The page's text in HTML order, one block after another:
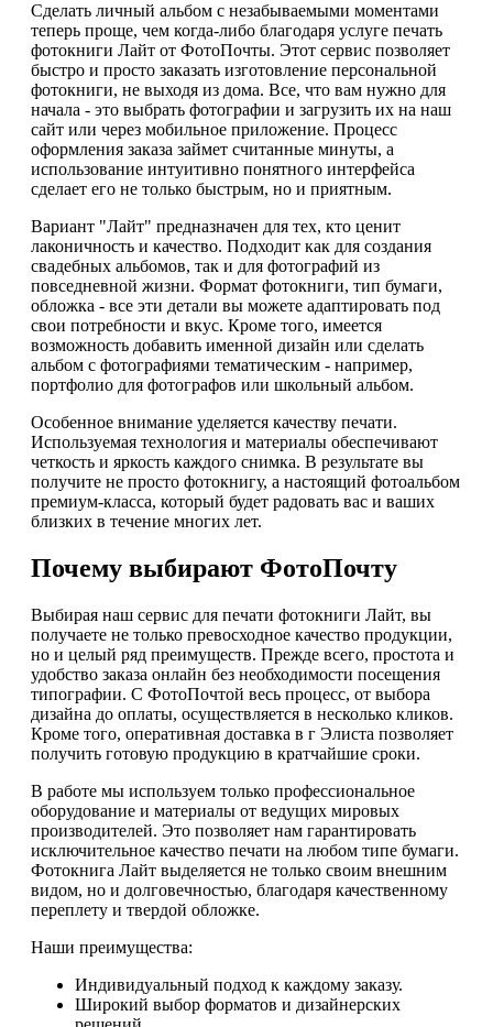
Сделать личный альбом с незабываемыми моментами
теперь проще, чем когда-либо благодаря услуге печать
фотокниги Лайт от ФотоПочты. Этот сервис позволяет
быстро и просто заказать изготовление персональной
фотокниги, не выходя из дома. Все, что вам нужно для
начала - это выбрать фотографии и загрузить их на наш
сайт или через мобильное приложение. Процесс
оформления заказа займет считанные минуты, а
использование интуитивно понятного интерфейса
сделает его не только быстрым, но и приятным.
Вариант "Лайт" предназначен для тех, кто ценит
лаконичность и качество. Подходит как для создания
свадебных альбомов, так и для фотографий из
повседневной жизни. Формат фотокниги, тип бумаги,
обложка - все эти детали вы можете адаптировать под
свои потребности и вкус. Кроме того, имеется
возможность добавить именной дизайн или сделать
альбом с фотографиями тематическим - например,
портфолио для фотографов или школьный альбом.
Особенное внимание уделяется качеству печати.
Используемая технология и материалы обеспечивают
четкость и яркость каждого снимка. В результате вы
получите не просто фотокнигу, а настоящий фотоальбом
премиум-класса, который будет радовать вас и ваших
близких в течение многих лет.
Почему выбирают ФотоПочту
Выбирая наш сервис для печати фотокниги Лайт, вы
получаете не только превосходное качество продукции,
но и целый ряд преимуществ. Прежде всего, простота и
удобство заказа онлайн без необходимости посещения
типографии. С ФотоПочтой весь процесс, от выбора
дизайна до оплаты, осуществляется в несколько кликов.
Кроме того, оперативная доставка в г Элиста позволяет
получить готовую продукцию в кратчайшие сроки.
В работе мы используем только профессиональное
оборудование и материалы от ведущих мировых
производителей. Это позволяет нам гарантировать
исключительное качество печати на любом типе бумаги.
Фотокнига Лайт выделяется не только своим внешним
видом, но и долговечностью, благодаря качественному
переплету и твердой обложке.
Наши преимущества:
Индивидуальный подход к каждому заказу.
Широкий выбор форматов и дизайнерских